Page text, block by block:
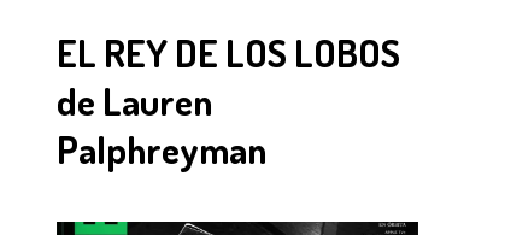
EL REY DE LOS LOBOS
de Lauren
Palphreyman